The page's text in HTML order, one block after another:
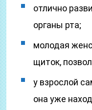
отлично
органы рта;
молодая
щиток,
у взрослой
она уже